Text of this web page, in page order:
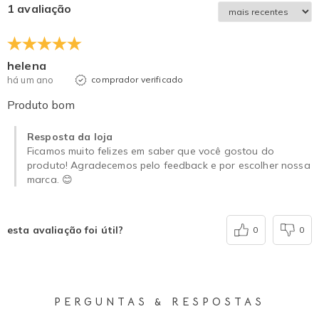
1 avaliação
helena
há um ano comprador verificado
Produto bom
Resposta da loja
Ficamos muito felizes em saber que você gostou do
produto! Agradecemos pelo feedback e por escolher nossa
marca. 😊
esta avaliação foi útil? 0 0
PERGUNTAS & RESPOSTAS